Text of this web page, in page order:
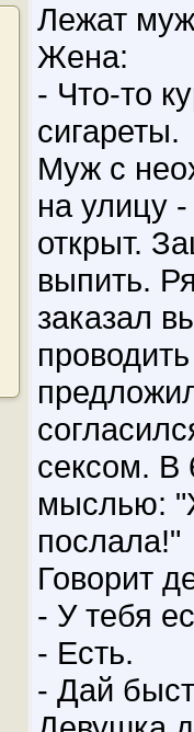
Лежат
Жена:
- Что-то
сигареты.
Муж с
на улицу
открыт.
выпить.
заказал
сексом. В
мыслью:
послала!"
Говорит
- У тебя
- Есть.
- Дай